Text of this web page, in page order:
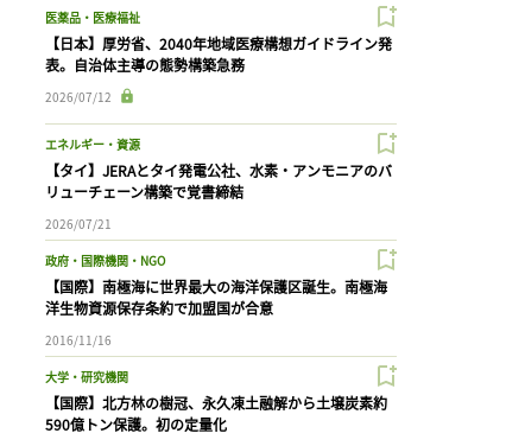
医薬品・医療福祉
【日本】厚労省、2040年地域医療構想ガイドライン発
表。自治体主導の態勢構築急務
2026/07/12
エネルギー・資源
【タイ】JERAとタイ発電公社、水素・アンモニアのバ
リューチェーン構築で覚書締結
2026/07/21
政府・国際機関・NGO
【国際】南極海に世界最大の海洋保護区誕生。南極海
洋生物資源保存条約で加盟国が合意
2016/11/16
大学・研究機関
【国際】北方林の樹冠、永久凍土融解から土壌炭素約
590億トン保護。初の定量化